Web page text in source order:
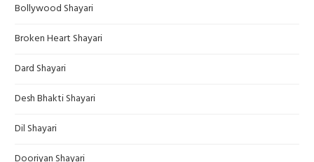
Bollywood Shayari
Broken Heart Shayari
Dard Shayari
Desh Bhakti Shayari
Dil Shayari